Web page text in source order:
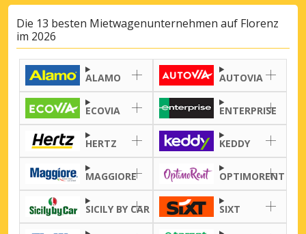
Die 13 besten Mietwagenunternehmen auf Florenz
im 2026
ALAMO AUTOVIA
ECOVIA ENTERPRISE
HERTZ KEDDY
MAGGIORE OPTIMORENT
SICILY BY CAR SIXT